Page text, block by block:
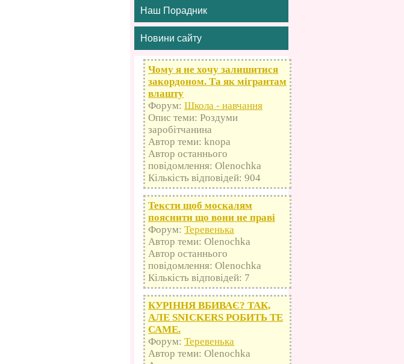
Наш Порадник
Новини сайту
Чому я не хочу залишитися
закордоном. Та як мігрантам
влашту
Форум: Школа - навчання
Опис теми: Роздуми
заробітчанина
Автор теми: knopa
Автор останнього
повідомлення: Olenochka
Кількість відповідей: 904
Тексти щоб москалям
пояснити що вони не праві
Форум: Теревенька
Автор теми: Olenochka
Автор останнього
повідомлення: Olenochka
Кількість відповідей: 7
КУРІННЯ ВБИВАЄ? ТАК,
АЛЕ SNICKERS РОБИТЬ ТЕ
САМЕ.
Форум: Теревенька
Автор теми: Olenochka